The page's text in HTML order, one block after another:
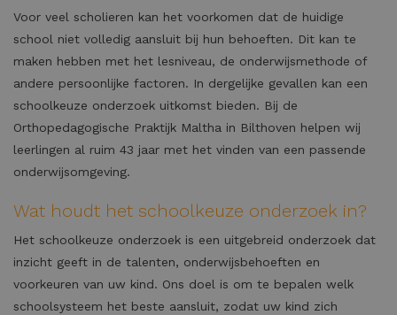
Voor veel scholieren kan het voorkomen dat de huidige
school niet volledig aansluit bij hun behoeften. Dit kan te
maken hebben met het lesniveau, de onderwijsmethode of
andere persoonlijke factoren. In dergelijke gevallen kan een
schoolkeuze onderzoek uitkomst bieden. Bij de
Orthopedagogische Praktijk Maltha in Bilthoven helpen wij
leerlingen al ruim 43 jaar met het vinden van een passende
onderwijsomgeving.
Wat houdt het schoolkeuze onderzoek in?
Het schoolkeuze onderzoek is een uitgebreid onderzoek dat
inzicht geeft in de talenten, onderwijsbehoeften en
voorkeuren van uw kind. Ons doel is om te bepalen welk
schoolsysteem het beste aansluit, zodat uw kind zich